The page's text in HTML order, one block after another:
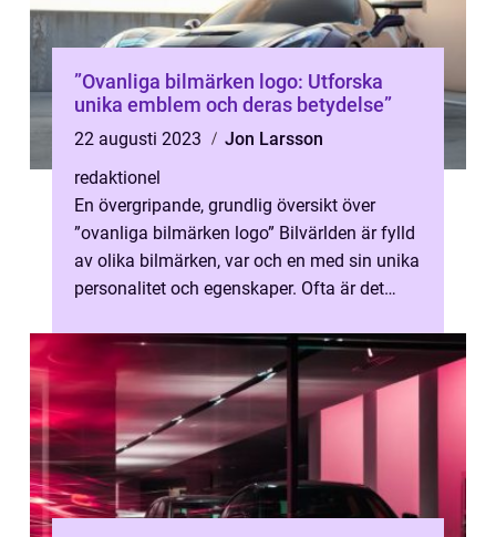
”Ovanliga bilmärken logo: Utforska
unika emblem och deras betydelse”
22 augusti 2023
Jon Larsson
redaktionel
En övergripande, grundlig översikt över
”ovanliga bilmärken logo” Bilvärlden är fylld
av olika bilmärken, var och en med sin unika
personalitet och egenskaper. Ofta är det